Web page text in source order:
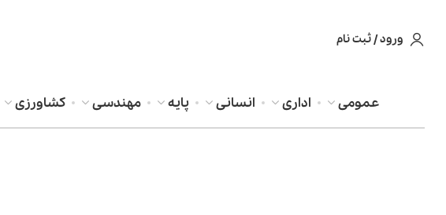
ورود / ثبت نام
عمومی اداری انسانی پایه مهندسی کشاورزی